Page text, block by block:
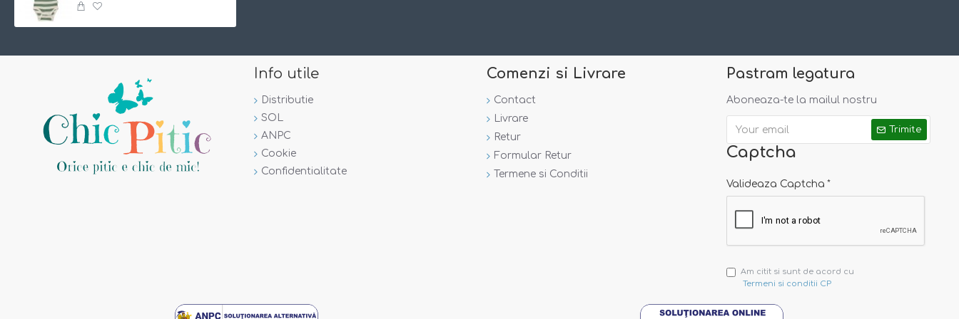
Incercam ca pozele sa reflecte cat mai mult realitatea. Totusi, nuanta din poza este posibil sa difere de cea a produsului.
Info utile
Distributie
SOL
ANPC
Cookie
Confidentialitate
Comenzi si Livrare
Contact
Livrare
Retur
Formular Retur
Termene si Conditii
Pastram legatura
Aboneaza-te la mailul nostru
Trimite
Captcha
Valideaza Captcha
Am citit si sunt de acord cu
Termeni si conditii CP